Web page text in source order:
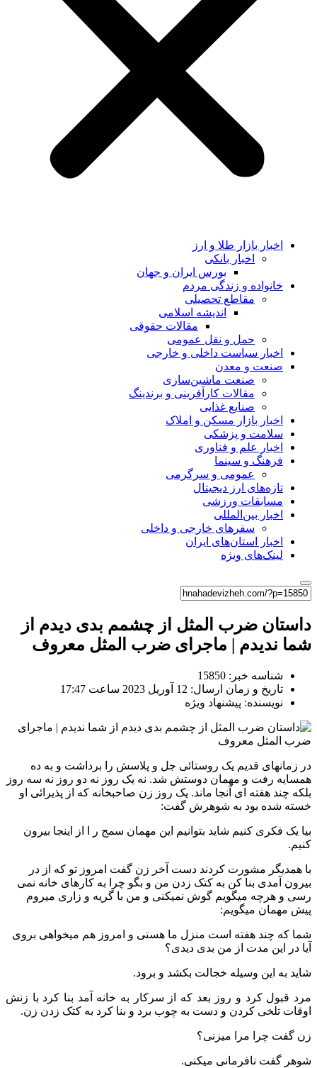
اخبار بازار طلا و ارز
اخبار بانکی
بورس ایران و جهان
خانواده و زندگی مردم
مقاطع تحصیلی
اندیشه اسلامی
مقالات حقوقی
حمل و نقل عمومی
اخبار سیاست داخلی و خارجی
صنعت و معدن
صنعت ماشین‌سازی
مقالات کارآفرینی و برندینگ
صنایع غذایی
اخبار بازار مسکن و املاک
سلامت و پزشکی
اخبار علم و فناوری
فرهنگ و سینما
عمومی و سرگرمی
تازه‌های ارز دیجیتال
مسابقات ورزشی
اخبار بین‌المللی
سفرهای خارجی و داخلی
اخبار استان‌های ایران
لینک‌های ویژه
داستان ضرب المثل از چشمم بدی دیدم از
شما ندیدم | ماجرای ضرب المثل معروف
شناسه خبر: 15850
تاریخ و زمان ارسال: 12 آوریل 2023 ساعت 17:47
نویسنده: پیشنهاد ویژه
در زمانهای قدیم یک روستائی جل و پلاسش را برداشت و به ده
همسایه رفت و مهمان دوستش شد. نه یک روز نه دو روز نه سه روز
بلکه چند هفته ای آنجا ماند. یک روز زن صاحبخانه که از پذیرائی او
خسته شده بود به شوهرش گفت:
بیا یک فکری کنیم شاید بتوانیم این مهمان سمج ر ا از اینجا بیرون
کنیم.
با همدیگر مشورت کردند دست آخر زن گفت امروز تو که از در
بیرون آمدی بنا کن به کتک زدن من و بگو چرا به کارهای خانه نمی
رسی و هرچه میگویم گوش نمیکنی و من با گریه و زاری میروم
پیش مهمان میگویم:
شما که چند هفته است منزل ما هستی و امروز هم میخواهی بروی
آیا در این مدت از من بدی دیدی؟
شاید به این وسیله خجالت بکشد و برود.
مرد قبول کرد و روز بعد که از سرکار به خانه آمد بنا کرد با زنش
اوقات تلخی کردن و دست به چوب برد و بنا کرد به کتک زدن زن.
زن گفت چرا مرا میزنی؟
شوهر گفت نافرمانی میکنی.